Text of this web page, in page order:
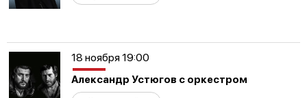
18 ноября 19:00
Александр Устюгов с оркестром